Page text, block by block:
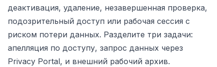
деактивация, удаление, незавершенная проверка,
подозрительный доступ или рабочая сессия с
риском потери данных. Разделите три задачи:
апелляция по доступу, запрос данных через
Privacy Portal, и внешний рабочий архив.